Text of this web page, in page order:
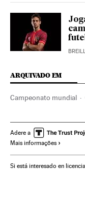
ARQUIVADO EM
Campeonato mundial
Copa do mundo
Rússia Europa Leste
Ultras Clubes
Adere a
Mais informações
Si está interesado en